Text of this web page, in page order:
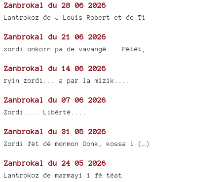
Zanbrokal du 28 06 2026
Lantrokoz de J Louis Robert et de Ti
Zanbrokal du 21 06 2026
zordi onkorn pa de vavangé... Pétèt,
Zanbrokal du 14 06 2026
ryin zordi... a par la mizik....
Zanbrokal du 07 06 2026
Zordi.... Libérté....
Zanbrokal du 31 05 2026
Zordi fèt dé monmon Donk, kossa i (…)
Zanbrokal du 24 05 2026
Lantrokoz de marmayi i fé téat